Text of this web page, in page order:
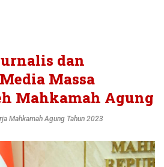
dan
Massa
Mahkamah Agung
Mahkamah Agung Tahun 2023